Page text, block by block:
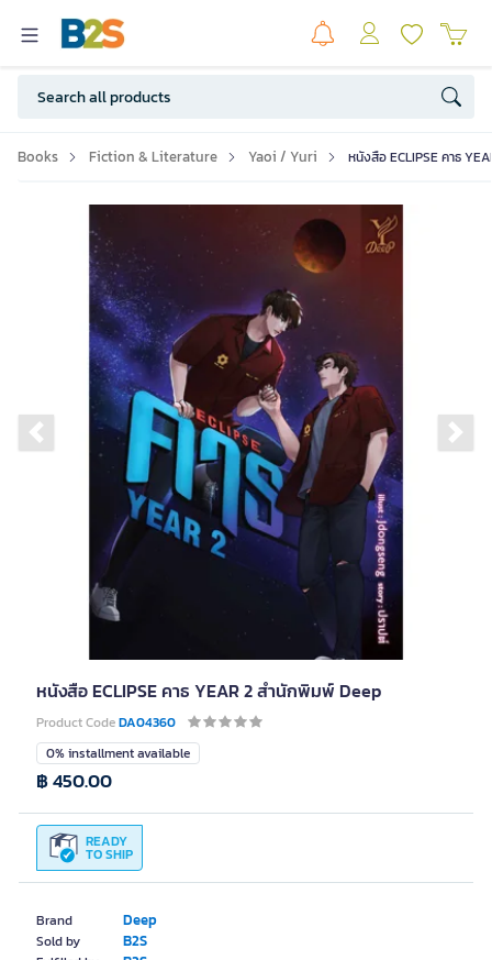
Books Fiction & Literature Yaoi / Yuri หนังสือ ECLIPSE คาธ
Previous slide
หนังสือ ECLIPSE คาธ YEAR 2 สำนักพิมพ์ Deep
Product CodeDA04360
Brand Deep
Sold by B2S
0% installment available
READY
TO SHIP
฿ 450.00